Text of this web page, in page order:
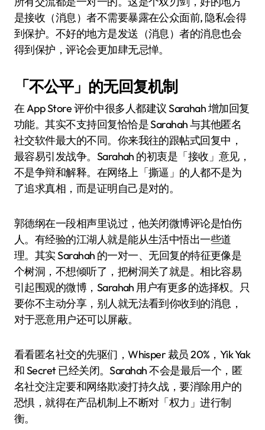
是接收（消息）者不需要暴露在公众面前, 隐私会得
到保护。不好的地方是发送（消息）者的消息也会
得到保护，评论会更加肆无忌惮。
「不公平」的无回复机制
在 App Store 评价中很多人都建议 Sarahah 增加回复
功能。其实不支持回复恰恰是 Sarahah 与其他匿名
社交软件最大的不同。你来我往的跟帖式回复中，
最容易引发战争。Sarahah 的初衷是「接收」意见，
不是争辩和解释。在网络上「撕逼」的人都不是为
了追求真相，而是证明自己是对的。
郭德纲在一段相声里说过，他关闭微博评论是怕伤
人。有经验的江湖人就是能从生活中悟出一些道
理。其实 Sarahah 的一对一、无回复的特征更像是
个树洞，不想倾听了，把树洞关了就是。相比容易
引起围观的微博，Sarahah 用户有更多的选择权。只
要你不主动分享，别人就无法看到你收到的消息，
对于恶意用户还可以屏蔽。
看看匿名社交的先驱们，Whisper 裁员 20%，Yik Yak
和 Secret 已经关闭。Sarahah 不会是最后一个，匿
名社交注定要和网络欺凌打持久战，要消除用户的
恐惧，就得在产品机制上不断对「权力」进行制
衡。